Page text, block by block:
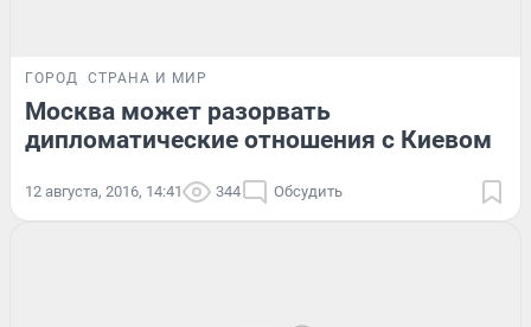
ГОРОД СТРАНА И МИР
Москва может разорвать
дипломатические отношения с Киевом
12 августа, 2016, 14:41 344 Обсудить